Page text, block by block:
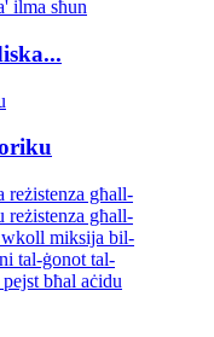
reżistenza għall-
għall-
miksija bil-
tal-ġonot tal-
bħal aċidu